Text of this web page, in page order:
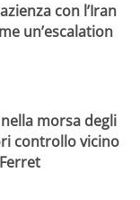
con l’Iran
un’escalation
morsa degli
controllo vicino